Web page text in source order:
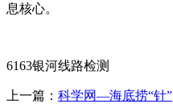
息核心。
6163银河线路检测
上一篇： 科学网—海底捞“针”